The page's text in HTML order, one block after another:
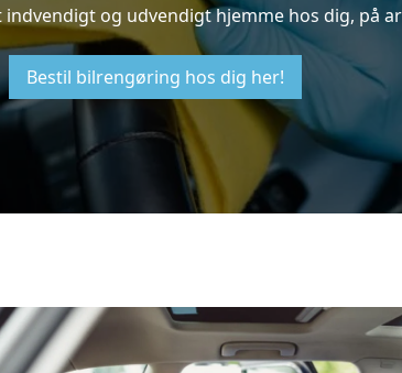
og udvendigt hjemme hos dig, på
Bestil bilrengøring hos dig her!